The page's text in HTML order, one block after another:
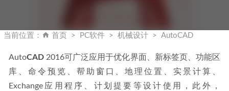
当前位置： 首页 PC软件 机械设计 AutoCAD
AutoCAD 2016可广泛应用于优化界面、新标签页、功能区
库、命令预览、帮助窗口、地理位置、实景计算、
Exchange应用程序、计划提要等设计使用，此外，
Topaz Video AI 3.2.7 免安装中文汉化便携版-黄玉视频AI软
Adobe Photoshop 2024 v25.5.0.375 中文正式版-by monkrus
2024-02-22
Subtitle Edit 3.5.14 中文多语版-优秀免费的字幕制作软件